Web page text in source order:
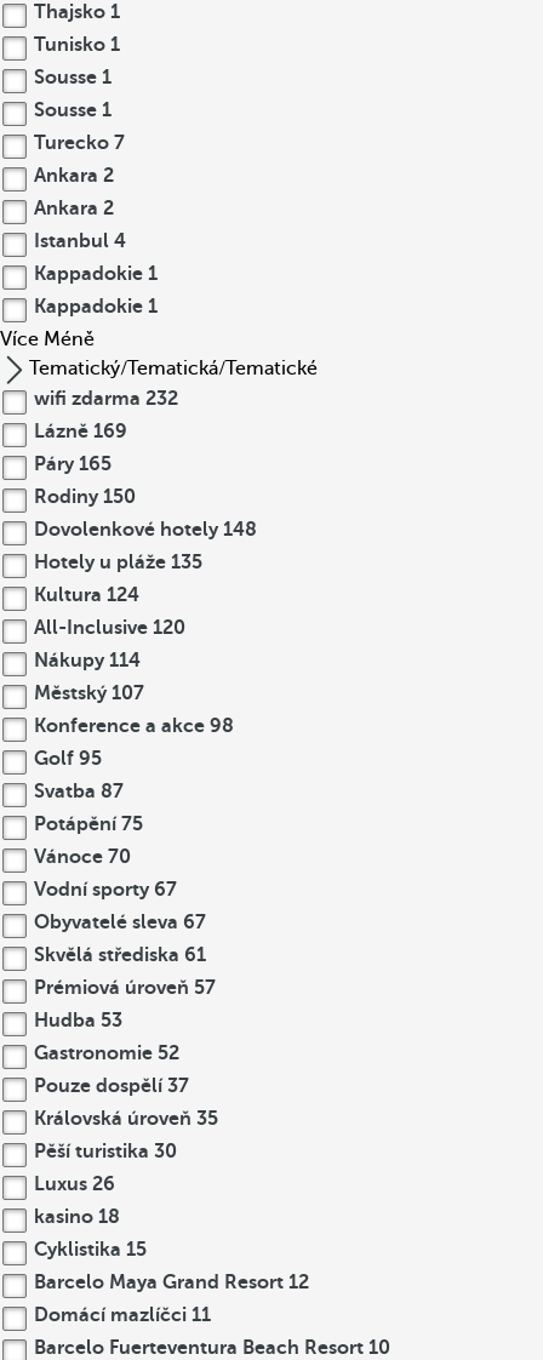
Thajsko 1
Tunisko 1
Sousse 1
Sousse 1
Turecko 7
Ankara 2
Ankara 2
Istanbul 4
Kappadokie 1
Kappadokie 1
Více Méně
Tematický/Tematická/Tematické
wifi zdarma 232
Lázně 169
Páry 165
Rodiny 150
Dovolenkové hotely 148
Hotely u pláže 135
Kultura 124
All-Inclusive 120
Nákupy 114
Městský 107
Konference a akce 98
Golf 95
Svatba 87
Potápění75
Vánoce 70
Vodní sporty 67
Obyvatelé sleva 67
Skvělá střediska 61
Prémiová úroveň 57
Hudba 53
Gastronomie 52
Pouze dospělí37
Královská úroveň 35
Pěší turistika 30
Luxus 26
kasino 18
Cyklistika 15
Barcelo Maya Grand Resort 12
Domácí mazlíčci 11
Barcelo Fuerteventura Beach Resort 10